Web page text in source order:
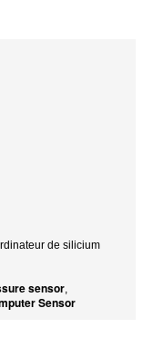
de silicium
sensor,
Sensor